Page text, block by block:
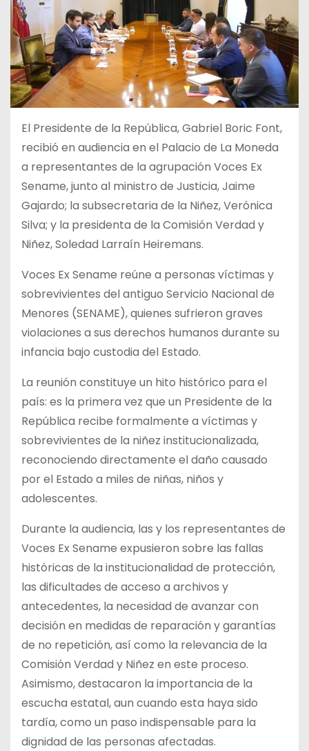
El Presidente de la República, Gabriel Boric Font,
recibió en audiencia en el Palacio de La Moneda
a representantes de la agrupación Voces Ex
Sename, junto al ministro de Justicia, Jaime
Gajardo; la subsecretaria de la Niñez, Verónica
Silva; y la presidenta de la Comisión Verdad y
Niñez, Soledad Larraín Heiremans.
Voces Ex Sename reúne a personas víctimas y
sobrevivientes del antiguo Servicio Nacional de
Menores (SENAME), quienes sufrieron graves
violaciones a sus derechos humanos durante su
infancia bajo custodia del Estado.
La reunión constituye un hito histórico para el
país: es la primera vez que un Presidente de la
República recibe formalmente a víctimas y
sobrevivientes de la niñez institucionalizada,
reconociendo directamente el daño causado
por el Estado a miles de niñas, niños y
adolescentes.
Durante la audiencia, las y los representantes de
Voces Ex Sename expusieron sobre las fallas
históricas de la institucionalidad de protección,
las dificultades de acceso a archivos y
antecedentes, la necesidad de avanzar con
decisión en medidas de reparación y garantías
de no repetición, así como la relevancia de la
Comisión Verdad y Niñez en este proceso.
Asimismo, destacaron la importancia de la
escucha estatal, aun cuando esta haya sido
tardía, como un paso indispensable para la
dignidad de las personas afectadas.